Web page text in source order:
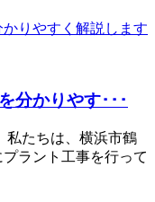
分かりやす･･･
私たちは、横浜市鶴
ラント工事を行って